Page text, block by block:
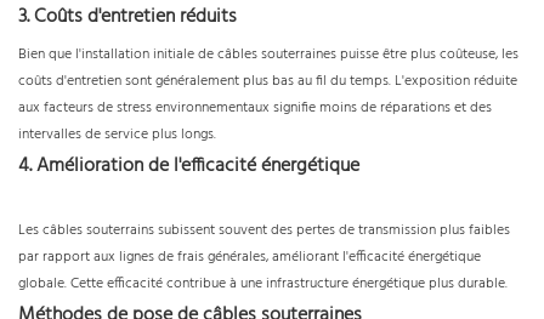
3. Coûts d'entretien réduits
Bien que l'installation initiale de câbles souterraines puisse être plus coûteuse, les
coûts d'entretien sont généralement plus bas au fil du temps. L'exposition réduite
aux facteurs de stress environnementaux signifie moins de réparations et des
intervalles de service plus longs.
4. Amélioration de l'efficacité énergétique
Les câbles souterrains subissent souvent des pertes de transmission plus faibles
par rapport aux lignes de frais générales, améliorant l'efficacité énergétique
globale. Cette efficacité contribue à une infrastructure énergétique plus durable.